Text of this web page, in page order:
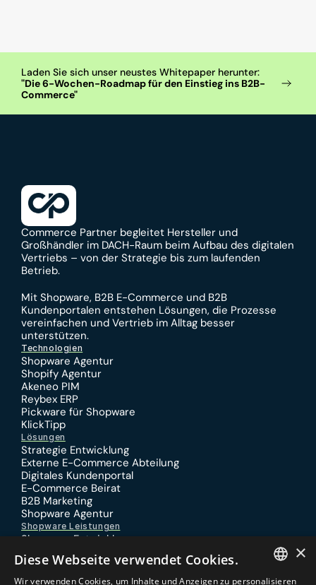
"Die 6-Wochen-Roadmap für den Einstieg ins B2B-
Commerce"
Commerce Partner begleitet Hersteller und
Großhändler im DACH-Raum beim Aufbau des digitalen
Vertriebs – von der Strategie bis zum laufenden
Betrieb.
Mit Shopware, B2B E-Commerce und B2B
Kundenportalen entstehen Lösungen, die Prozesse
vereinfachen und Vertrieb im Alltag besser
unterstützen.
Technologien
Shopware Agentur
Shopify Agentur
Akeneo PIM
Reybex ERP
Pickware für Shopware
KlickTipp
Lösungen
Strategie Entwicklung
Externe E-Commerce Abteilung
Digitales Kundenportal
E-Commerce Beirat
B2B Marketing
Shopware Agentur
Shopware Leistungen
Shopware Entwicklung
Shopware Performance
Shopware Migration
Shopware SEO
×
Diese Webseite verwendet Cookies.
Wir verwenden Cookies, um Inhalte und Anzeigen zu personalisieren